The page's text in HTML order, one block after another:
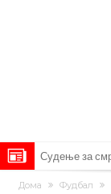
Судење за
Англиски
Дома Фудбал